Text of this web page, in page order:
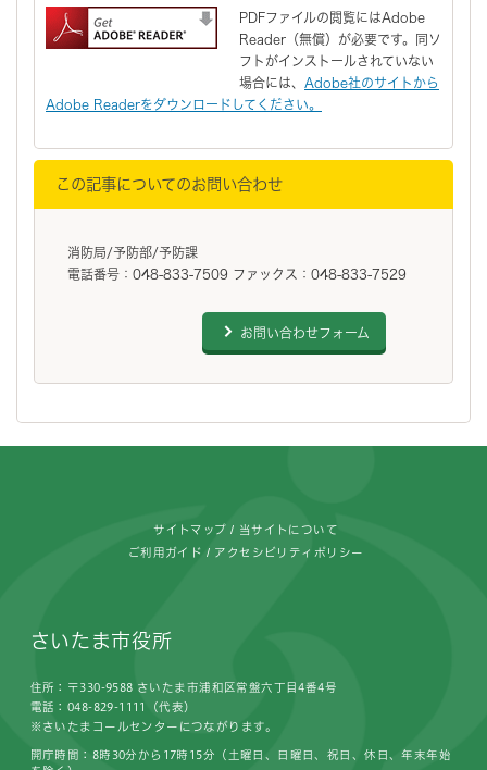
PDFファイルの閲覧にはAdobe
Reader（無償）が必要です。同ソ
フトがインストールされていない
場合には、 Adobe社のサイトから
Adobe Readerをダウンロードしてください。
この記事についてのお問い合わせ
消防局/予防部/予防課
電話番号：048-833-7509 ファックス：048-833-7529
お問い合わせフォーム
サイトマップ 当サイトについて
ご利用ガイド アクセシビリティポリシー
さいたま市役所
住所：〒330-9588 さいたま市浦和区常盤六丁目4番4号
電話：048-829-1111（代表）
※さいたまコールセンターにつながります。
開庁時間：8時30分から17時15分（土曜日、日曜日、祝日、休日、年末年始